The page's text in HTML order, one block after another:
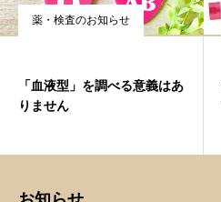
薬・検査のお知らせ
「血液型」を調べる意義はあ
りません